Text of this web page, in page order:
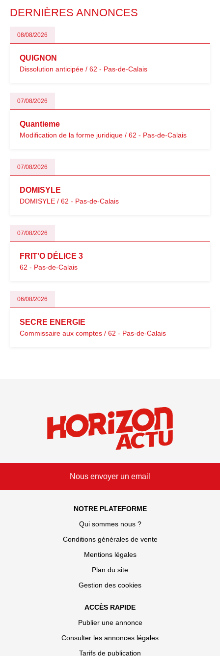
DERNIÈRES ANNONCES
08/08/2026
QUIGNON
Dissolution anticipée / 62 - Pas-de-Calais
07/08/2026
Quantieme
Modification de la forme juridique / 62 - Pas-de-Calais
07/08/2026
DOMISYLE
DOMISYLE / 62 - Pas-de-Calais
07/08/2026
FRIT'O DÉLICE 3
62 - Pas-de-Calais
06/08/2026
SECRE ENERGIE
Commissaire aux comptes / 62 - Pas-de-Calais
Nous envoyer un email
NOTRE PLATEFORME
Qui sommes nous ?
Conditions générales de vente
Mentions légales
Plan du site
Gestion des cookies
ACCÈS RAPIDE
Publier une annonce
Consulter les annonces légales
Tarifs de publication